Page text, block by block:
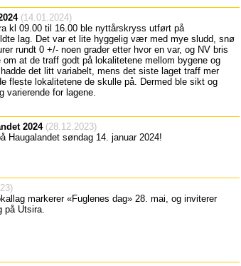
(14.01.2024)
kl 09.00 til 16.00 ble nyttårskryss utført på
lag. Det var et lite hyggelig vær med mye sludd, snø
rundt 0 +/- noen grader etter hvor en var, og NV bris
at de traff godt på lokalitetene mellom bygene og
det litt variabelt, mens det siste laget traff mer
fleste lokalitetene de skulle på. Dermed ble sikt og
varierende for lagene.
2024(28.12.2023)
Haugalandet søndag 14. januar 2024!
markerer «Fuglenes dag» 28. mai, og inviterer
på Utsira.